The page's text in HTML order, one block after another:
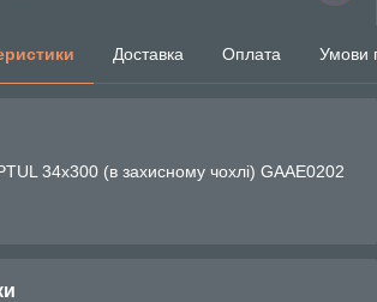
Доставка Оплата Умови
34х300 (в захисному чохлі) GAAE0202